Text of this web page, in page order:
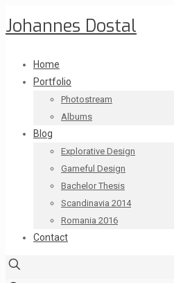
Johannes Dostal
Home
Portfolio
Photostream
Albums
Blog
Explorative Design
Gameful Design
Bachelor Thesis
Scandinavia 2014
Romania 2016
Contact